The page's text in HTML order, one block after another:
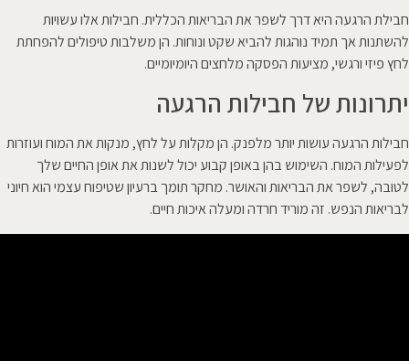
חבילת הרגעה היא דרך לשפר את הבריאות הכללית. חבילות אלו עשויות
להשתנות אך תמיד נוהגות להביא שקט ונוחות. הן משלבות טיפולים להפחתת
לחץ פיזי ורגשי, מציעות הפסקה מלחצים היומיומיים.
יתרונות של חבילות הרגעה
חבילות הרגעה עושות יותר מלפנק. הן מקלות על לחץ, מנקות את המוח ועוזרות
לפעילות המוח. השימוש בהן באופן קבוע יכול לשנות את אופן החיים שלך
לטובה, לשפר את הבריאות והאושר. מחקר תומך ברעיון שטיפוח עצמי הוא חיוני
לבריאות הנפש. זה מוריד חרדה ומעלה איכות חיים.